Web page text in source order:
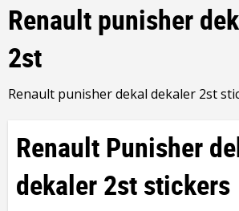
Renault punisher
2st
Renault punisher dekal dekaler 2st
Renault Punisher
dekaler 2st stickers